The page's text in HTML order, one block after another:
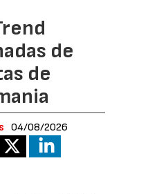
de
de
04/08/2026